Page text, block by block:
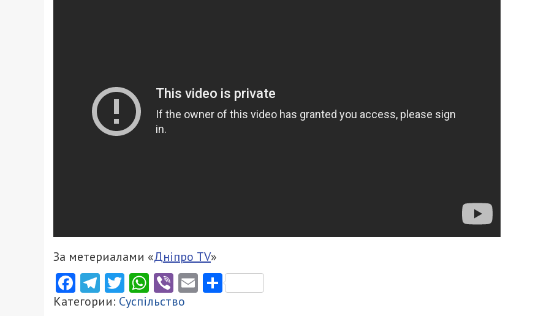
За метериалами «Дніпро TV»
Facebook
Telegram
Twitter
WhatsApp
ViberEmailПоділитися
Категории: Суспільство